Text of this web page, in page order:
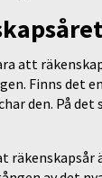
att
Finns det
den. På